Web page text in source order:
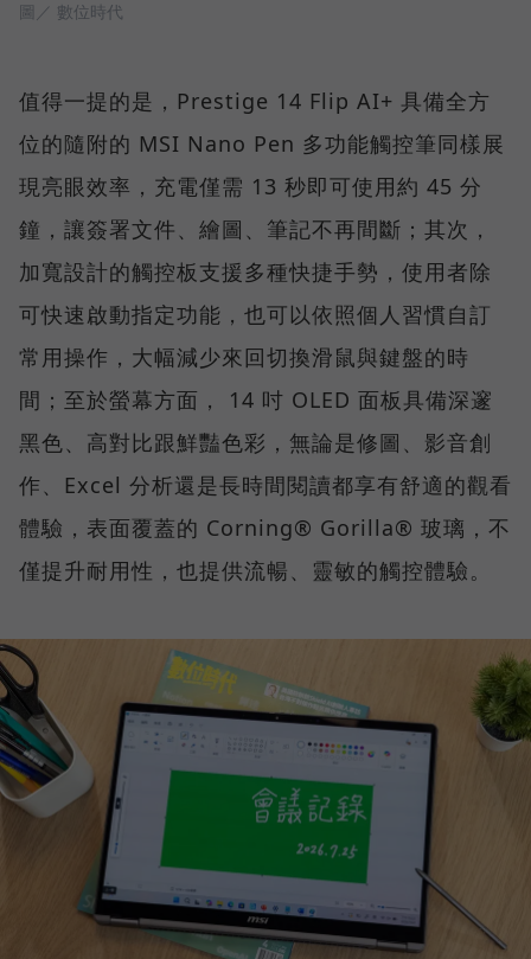
圖／ 數位時代
值得一提的是，Prestige 14 Flip AI+ 具備全方
位的隨附的 MSI Nano Pen 多功能觸控筆同樣展
現亮眼效率，充電僅需 13 秒即可使用約 45 分
鐘，讓簽署文件、繪圖、筆記不再間斷；其次，
加寬設計的觸控板支援多種快捷手勢，使用者除
可快速啟動指定功能，也可以依照個人習慣自訂
常用操作，大幅減少來回切換滑鼠與鍵盤的時
間；至於螢幕方面， 14 吋 OLED 面板具備深邃
黑色、高對比跟鮮豔色彩，無論是修圖、影音創
作、Excel 分析還是長時間閱讀都享有舒適的觀看
體驗，表面覆蓋的 Corning® Gorilla® 玻璃，不
僅提升耐用性，也提供流暢、靈敏的觸控體驗。